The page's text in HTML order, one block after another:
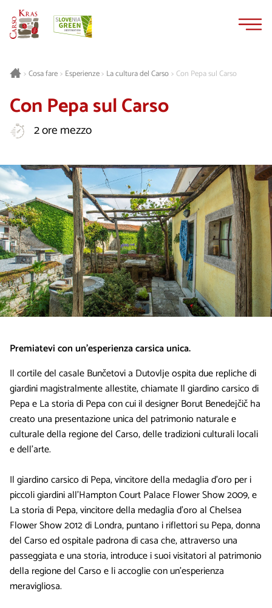
>Cosa fare> Esperienze> La cultura del Carso>Con Pepa sul Carso
Con Pepa sul Carso
2 ore mezzo
Premiatevi con un’esperienza carsica unica.
Il cortile del casale Bunčetovi a Dutovlje ospita due repliche di
giardini magistralmente allestite, chiamate Il giardino carsico di
Pepa e La storia di Pepa con cui il designer Borut Benedejčič ha
creato una presentazione unica del patrimonio naturale e
culturale della regione del Carso, delle tradizioni culturali locali
e dell’arte.
Il giardino carsico di Pepa, vincitore della medaglia d’oro per i
piccoli giardini all’Hampton Court Palace Flower Show 2009, e
La storia di Pepa, vincitore della medaglia d’oro al Chelsea
Flower Show 2012 di Londra, puntano i riflettori su Pepa, donna
del Carso ed ospitale padrona di casa che, attraverso una
passeggiata e una storia, introduce i suoi visitatori al patrimonio
della regione del Carso e li accoglie con un’esperienza
meravigliosa.